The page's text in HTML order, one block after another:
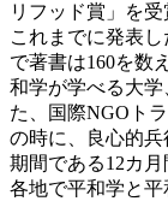
リフッド賞」を受
これまでに発表
で著書は160を数
和学が学べる大
た、国際NGOト
の時に、良心的
期間である12カ
各地で平和学と平